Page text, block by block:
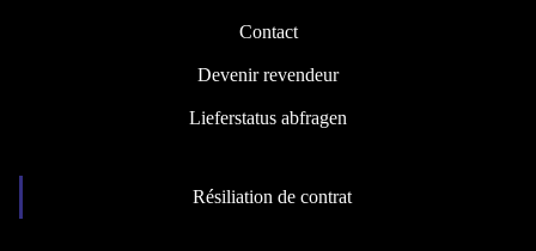
Contact
Devenir revendeur
Lieferstatus abfragen
Résiliation de contrat